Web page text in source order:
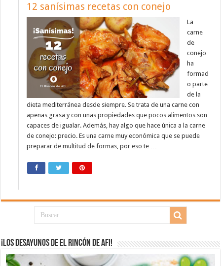
12 sanísimas recetas con conejo
La
carne
de
conejo
ha
formad
o parte
de la
dieta mediterránea desde siempre. Se trata de una carne con
apenas grasa y con unas propiedades que pocos alimentos son
capaces de igualar. Además, hay algo que hace única a la carne
de conejo: precio. Es una carne muy económica que se puede
preparar de multitud de formas, por eso te …
¡Los desayunos de El Rincón de Afi!